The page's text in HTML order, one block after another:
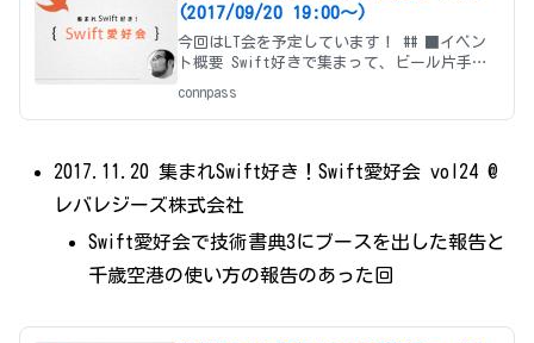
(2017/09/20 19:00〜)
今回はLT会を予定しています！ ## ■イベン
ト概要 Swift好きで集まって、ビール片手に
を始めた方 * Objective-C時代からやってき
た方 * 他の言語（Ja
connpass
2017.11.20 集まれSwift好き！Swift愛好会 vol24 @
レバレジーズ株式会社
Swift愛好会で技術書典3にブースを出した報告と
千歳空港の使い方の報告のあった回